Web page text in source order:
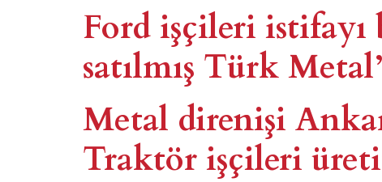
Ford işçileri istifayı
satılmış Türk
Metal direnişi
Traktör işçileri